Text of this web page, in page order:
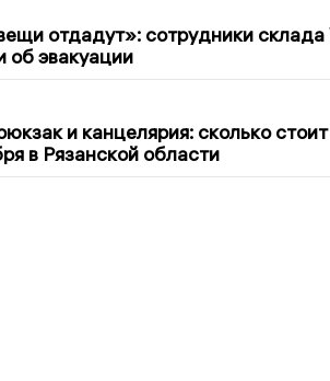
отдадут»: сотрудники склада
об эвакуации
и канцелярия: сколько
в Рязанской области